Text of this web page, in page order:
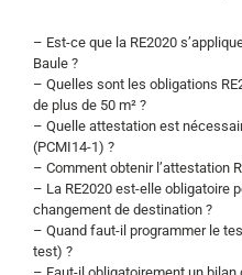
– Est-ce que la RE2020
Baule ?
– Quelles sont les obligations
de plus de 50 m² ?
– Quelle attestation est
(PCMI14-1) ?
– Comment obtenir l’attestation
– La RE2020 est-elle obligatoire
changement de destination ?
– Quand faut-il programmer le
test) ?